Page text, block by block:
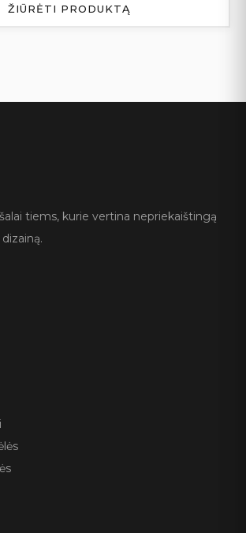
ŽIŪRĖTI PRODUKTĄ
tiems, kurie vertina nepriekaištingą